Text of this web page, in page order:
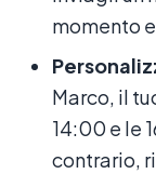
momento
Marco, il
14:00 e le
contrario,